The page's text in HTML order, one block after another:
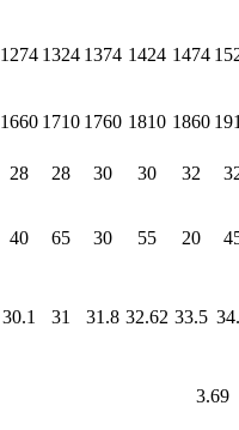
1274 1324 1374 1424 1474
1660 1710 1760 1810 1860
28 28 30 30 32
40 65 30 55 20
30.1 31 31.8 32.62 33.5
3.69